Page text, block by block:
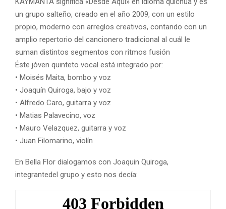
un grupo salteño, creado en el año 2009, con un estilo
propio, moderno con arreglos creativos, contando con un
amplio repertorio del cancionero tradicional al cuál le
suman distintos segmentos con ritmos fusión
Éste jóven quinteto vocal está integrado por:
• Moisés Maita, bombo y voz
• Joaquín Quiroga, bajo y voz
• Alfredo Caro, guitarra y voz
• Matias Palavecino, voz
• Mauro Velazquez, guitarra y voz
• Juan Filomarino, violín
En Bella Flor dialogamos con Joaquin Quiroga,
integrantedel grupo y esto nos decía: